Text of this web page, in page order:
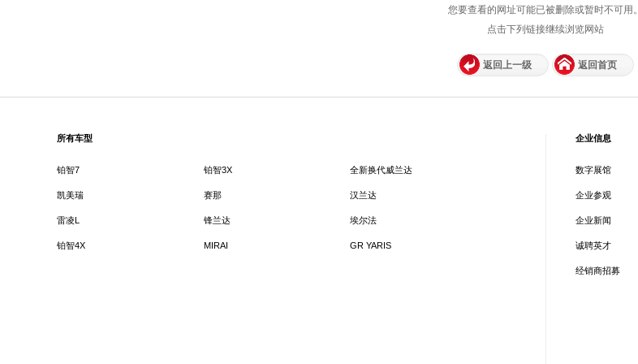
您要查看的网址可能已被删除或暂时不可用。
点击下列链接继续浏览网站
返回上一级 返回首页
所有车型
铂智7 铂智3X 全新换代威兰达
凯美瑞 赛那 汉兰达
雷凌L 锋兰达 埃尔法
铂智4X MIRAI GR YARIS
企业信息
数字展馆
企业参观
企业新闻
诚聘英才
经销商招募